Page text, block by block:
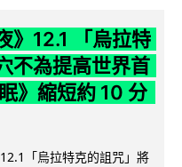
》12.1 「烏拉特
不為提高世界首
》縮短約 10 分
「烏拉特克的詛咒」將